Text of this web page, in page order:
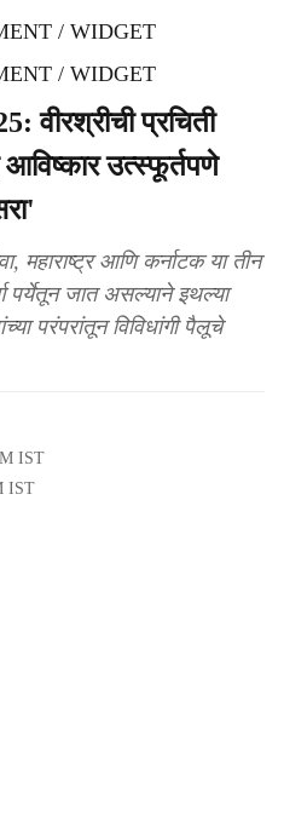
/ WIDGET
/ WIDGET
वीरश्रीची प्रचिती
आविष्कार उत्स्फूर्तपणे
महाराष्ट्र आणि कर्नाटक या तीन
पर्येतून जात असल्याने इथल्या
परंपरांतून विविधांगी पैलूचे
IST
IST